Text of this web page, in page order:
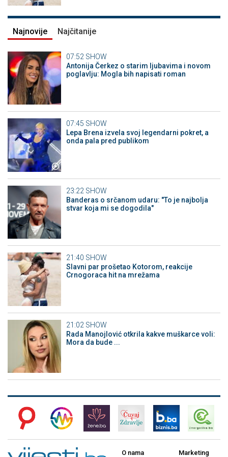
Najnovije Najčitanije
07:52 SHOW
Antonija Čerkez o starim ljubavima i novom
poglavlju: Mogla bih napisati roman
07:45 SHOW
Lepa Brena izvela svoj legendarni pokret, a
onda pala pred publikom
23:22 SHOW
Banderas o srčanom udaru: "To je najbolja
stvar koja mi se dogodila"
21:40 SHOW
Slavni par prošetao Kotorom, reakcije
Crnogoraca hit na mrežama
21:02 SHOW
Rada Manojlović otkrila kakve muškarce voli:
Mora da bude ...
O nama Marketing